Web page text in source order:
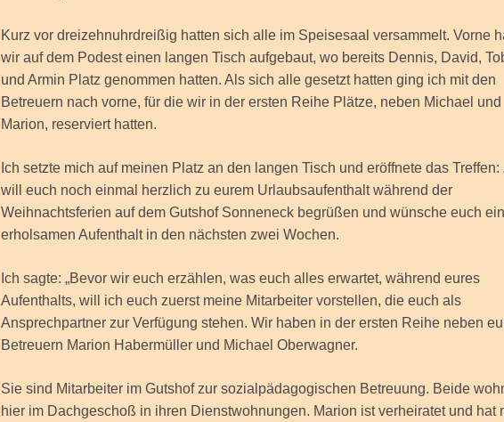
Kurz vor dreizehnuhrdreißig hatten sich alle im Speisesaal versammelt. Vorne
wir auf dem Podest einen langen Tisch aufgebaut, wo bereits Dennis, David,
und Armin Platz genommen hatten. Als sich alle gesetzt hatten ging ich mit den
Betreuern nach vorne, für die wir in der ersten Reihe Plätze, neben Michael und
Marion, reserviert hatten.
Ich setzte mich auf meinen Platz an den langen Tisch und eröffnete das Treffen:
will euch noch einmal herzlich zu eurem Urlaubsaufenthalt während der
Weihnachtsferien auf dem Gutshof Sonneneck begrüßen und wünsche euch
erholsamen Aufenthalt in den nächsten zwei Wochen.
Ich sagte: „Bevor wir euch erzählen, was euch alles erwartet, während eures
Aufenthalts, will ich euch zuerst meine Mitarbeiter vorstellen, die euch als
Ansprechpartner zur Verfügung stehen. Wir haben in der ersten Reihe neben
Betreuern Marion Habermüller und Michael Oberwagner.
Sie sind Mitarbeiter im Gutshof zur sozialpädagogischen Betreuung. Beide
hier im Dachgeschoß in ihren Dienstwohnungen. Marion ist verheiratet und hat